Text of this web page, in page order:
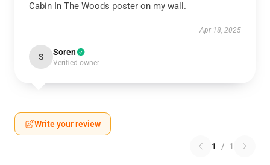
Cabin In The Woods poster on my wall.
Apr 18, 2025
S Soren
Verified owner
Write your review
1 / 1